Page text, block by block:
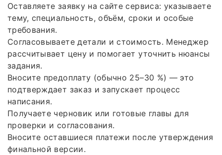
Оставляете заявку на сайте сервиса: указываете
тему, специальность, объём, сроки и особые
требования.
Согласовываете детали и стоимость. Менеджер
рассчитывает цену и помогает уточнить нюансы
задания.
Вносите предоплату (обычно 25–30 %) — это
подтверждает заказ и запускает процесс
написания.
Получаете черновик или готовые главы для
проверки и согласования.
Вносите оставшиеся платежи после утверждения
финальной версии.